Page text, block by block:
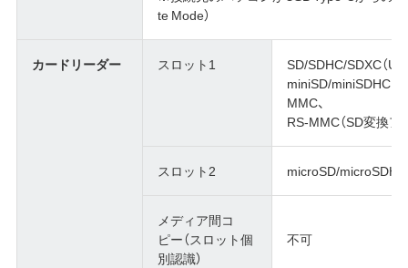
te Mode）
カードリーダー スロット1
SD/SDHC/SDXC（
miniSD/miniSDHC（
MMC、
RS-MMC（SD変換ア
スロット2 microSD/
メディア間コ
ピー（スロット個
別認識）
不可